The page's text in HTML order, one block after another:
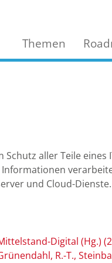
Themen
Schutz aller Teile
und Cloud-Dienste.